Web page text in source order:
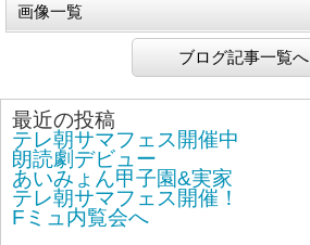
画像一覧
ブログ記事一覧へ
最近の投稿
テレ朝サマフェス開催中
朗読劇デビュー
あいみょん甲子園&実家
テレ朝サマフェス開催！
Fミュ内覧会へ